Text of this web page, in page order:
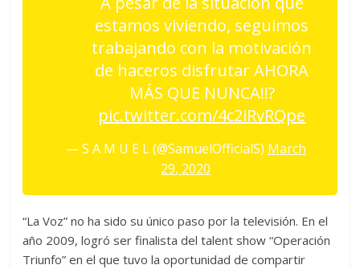
estamos viviendo, seguimos
trabajando con la motivación
de haceros disfrutar AHORA
MÁS QUE NUNCA!!?
pic.twitter.com/4c2iRvRQpe
— S A M U E L (@SamuelOfficialS) March
29, 2020
“La Voz” no ha sido su único paso por la televisión. En el
año 2009, logró ser finalista del talent show “Operación
Triunfo” en el que tuvo la oportunidad de compartir